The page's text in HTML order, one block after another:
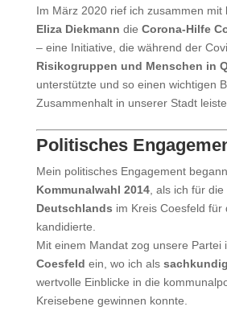
Im März 2020 rief ich zusammen mit
Eliza Diekmann die Corona-Hilfe
– eine Initiative, die während der
Risikogruppen und Menschen in
unterstützte und so einen wichtigen
Zusammenhalt in unserer Stadt
Politisches
Mein politisches Engagement
Kommunalwahl 2014, als ich für die
Deutschlands im Kreis Coesfeld für
kandidierte.
Mit einem Mandat zog unsere Partei
Coesfeld ein, wo ich als
wertvolle Einblicke in die
Kreisebene gewinnen konnte.